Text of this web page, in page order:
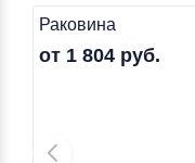
Раковина
от 1 804 руб.